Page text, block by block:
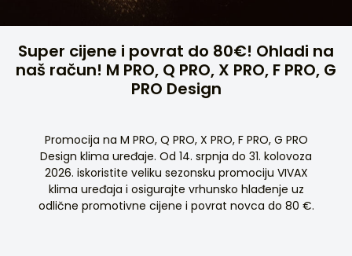
Super cijene i povrat do 80€! Ohladi na
naš račun! M PRO, Q PRO, X PRO, F PRO, G
PRO Design
Promocija na M PRO, Q PRO, X PRO, F PRO, G PRO
Design klima uređaje. Od 14. srpnja do 31. kolovoza
2026. iskoristite veliku sezonsku promociju VIVAX
klima uređaja i osigurajte vrhunsko hlađenje uz
odlične promotivne cijene i povrat novca do 80 €.